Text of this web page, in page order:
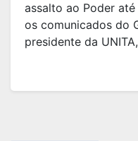
assalto ao Poder
os comunicados do
presidente da